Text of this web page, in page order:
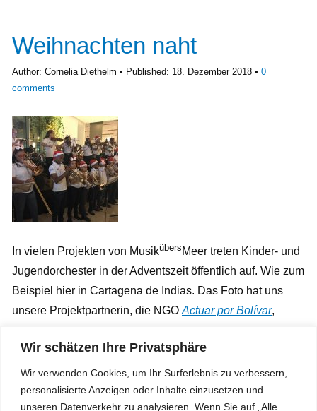
Wir schätzen Ihre Privatsphäre
Wir verwenden Cookies, um Ihr Surferlebnis zu verbessern,
personalisierte Anzeigen oder Inhalte einzusetzen und
unseren Datenverkehr zu analysieren. Wenn Sie auf „Alle
Weihnachten naht
Author: Cornelia Diethelm Published: 18. Dezember 2018
0
comments
In vielen Projekten von Musikübers Meer treten Kinder- und
Jugendorchester in der Adventszeit öffentlich auf. Wie zum
Beispiel hier in Cartagena de Indias. Das Foto hat uns
unsere Projektpartnerin, die NGO Actuar por Bolívar,
geschickt. Wir wünschen allen Besucherinnen und
Besucher unserer Webseite helle, glückliche
Weihnachtstage und einen zuversichtlichen Übergang ins
2019.